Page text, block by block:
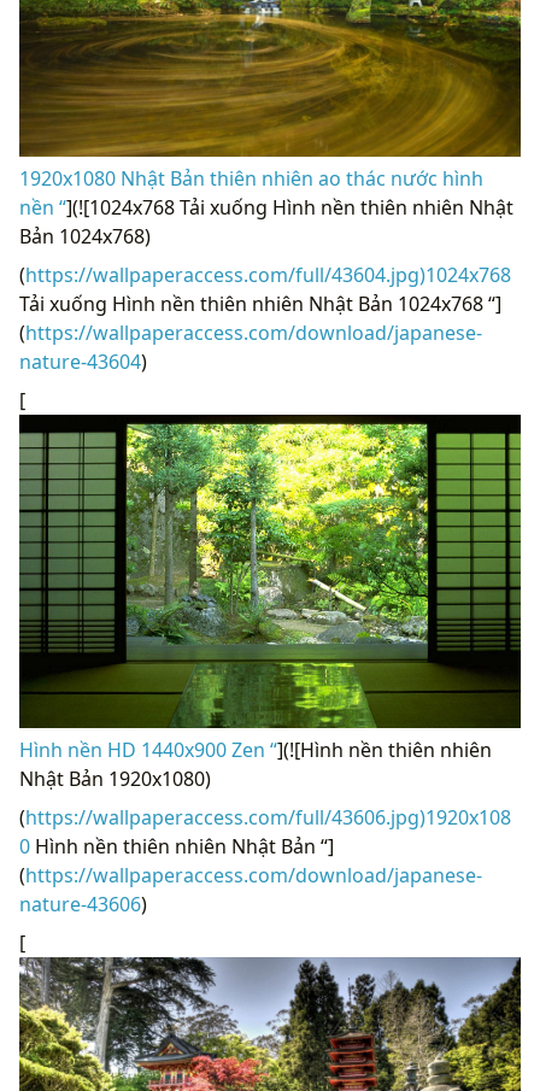
1920x1080 Nhật Bản thiên nhiên ao thác nước hình
nền “](![1024x768 Tải xuống Hình nền thiên nhiên Nhật
Bản 1024x768)
(https://wallpaperaccess.com/full/43604.jpg)1024x768
Tải xuống Hình nền thiên nhiên Nhật Bản 1024x768 “]
(https://wallpaperaccess.com/download/japanese-
nature-43604)
[
Hình nền HD 1440x900 Zen “](![Hình nền thiên nhiên
Nhật Bản 1920x1080)
(https://wallpaperaccess.com/full/43606.jpg)1920x108
0Hình nền thiên nhiên Nhật Bản “]
(https://wallpaperaccess.com/download/japanese-
nature-43606)
[